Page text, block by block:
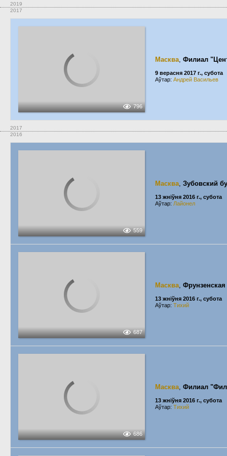
2019
2017
796
Масква, Филиал
9 верасня 2017 г., субота
Аўтар: Андрей Васильев
2017
2016
559
Масква, Зубовский
13 жніўня 2016 г., субота
Аўтар: Лайонел
687
Масква,
13 жніўня 2016 г., субота
Аўтар: Тихий
686
Масква, Филиал
13 жніўня 2016 г., субота
Аўтар: Тихий